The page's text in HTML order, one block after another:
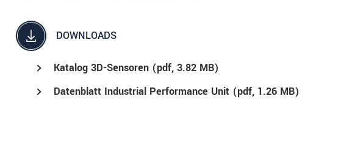
DOWNLOADS
Katalog 3D-Sensoren (pdf, 3.82 MB)
Datenblatt Industrial Performance Unit (pdf, 1.26 MB)